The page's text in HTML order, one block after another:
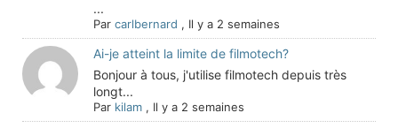
...
Par carlbernard , Il y a 2 semaines
Ai-je atteint la limite de filmotech?
Bonjour à tous, j'utilise filmotech depuis très
longt...
Par kilam, Il y a 2 semaines